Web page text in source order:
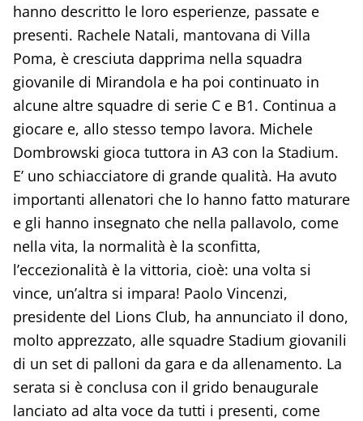
hanno descritto le loro esperienze, passate e
presenti. Rachele Natali, mantovana di Villa
Poma, è cresciuta dapprima nella squadra
giovanile di Mirandola e ha poi continuato in
alcune altre squadre di serie C e B1. Continua a
giocare e, allo stesso tempo lavora. Michele
Dombrowski gioca tuttora in A3 con la Stadium.
E’ uno schiacciatore di grande qualità. Ha avuto
importanti allenatori che lo hanno fatto maturare
e gli hanno insegnato che nella pallavolo, come
nella vita, la normalità è la sconfitta,
l’eccezionalità è la vittoria, cioè: una volta si
vince, un’altra si impara! Paolo Vincenzi,
presidente del Lions Club, ha annunciato il dono,
molto apprezzato, alle squadre Stadium giovanili
di un set di palloni da gara e da allenamento. La
serata si è conclusa con il grido benaugurale
lanciato ad alta voce da tutti i presenti, come